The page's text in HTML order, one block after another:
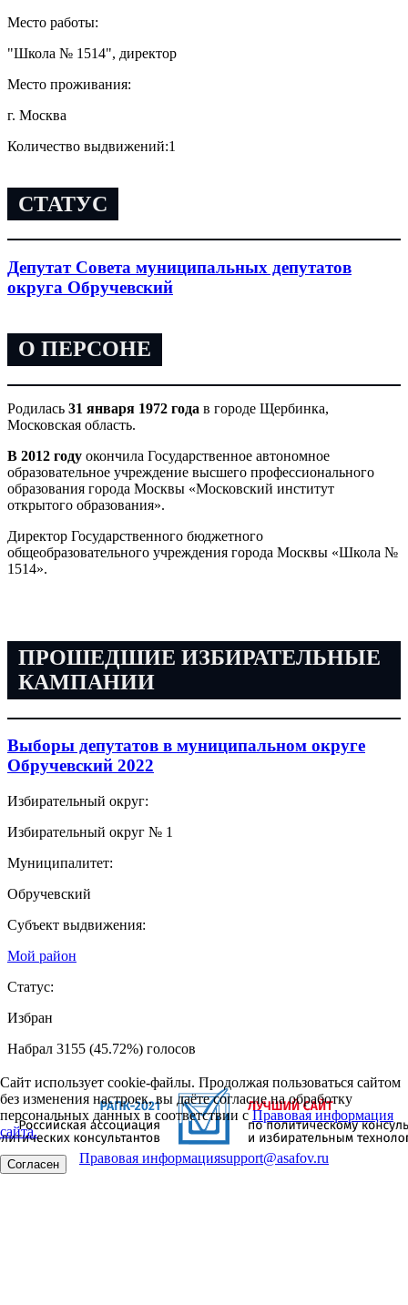
Место работы:
"Школа № 1514", директор
Место проживания:
г. Москва
Количество выдвижений:1
СТАТУС
Депутат Совета муниципальных депутатов
округа Обручевский
О ПЕРСОНЕ
Родилась 31 января 1972 года в городе Щербинка,
Московская область.
В 2012 году окончила Государственное автономное
образовательное учреждение высшего профессионального
образования города Москвы «Московский институт
открытого образования».
Директор Государственного бюджетного
общеобразовательного учреждения города Москвы «Школа №
1514».
ПРОШЕДШИЕ ИЗБИРАТЕЛЬНЫЕ
КАМПАНИИ
Выборы депутатов в муниципальном округе
Обручевский 2022
Избирательный округ:
Избирательный округ № 1
Муниципалитет:
Обручевский
Субъект выдвижения:
Мой район
Статус:
Избран
Набрал 3155 (45.72%) голосов
Сайт использует cookie-файлы. Продолжая пользоваться сайтом
без изменения настроек, вы даёте согласие на обработку
персональных данных в соответствии сПравовая информация
сайта.
Согласен Правовая информацияsupport@asafov.ru